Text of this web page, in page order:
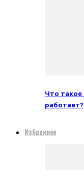
Что
работает?
Избранное